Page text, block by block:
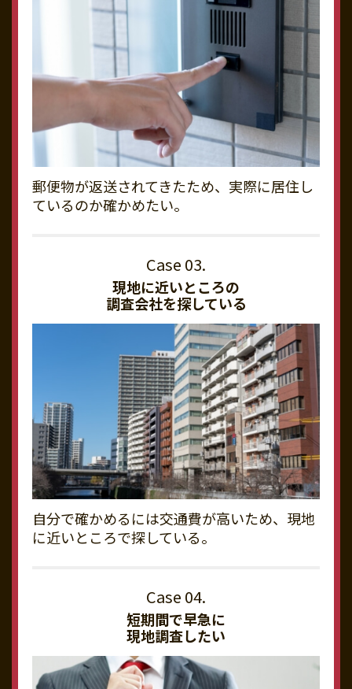
郵便物が返送されてきたため、実際に居住し
ているのか確かめたい。
現地に近いところの
調査会社を探している
自分で確かめるには交通費が高いため、現地
に近いところで探している。
短期間で早急に
現地調査したい